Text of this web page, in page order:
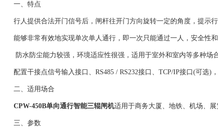
一、特点
行人提供合法开门信号后，闸杆往开门方向旋转一定的角度，提示
能够非常有效地实现单次单人通行，即一次只能通过一人，安全性
防水防尘能力较强，环境适应性很强，适用于室外和室内等多种场
配置干接点信号输入接口、RS485 / RS232接口、TCP/IP接口(可选)
二、适用场合
CPW-450B单向通行智能三辊闸机适用于商务大厦、地铁、机场、
三、参数